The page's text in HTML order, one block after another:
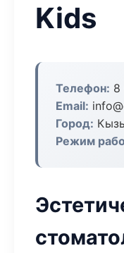
Kids
Телефон: 8
Email:
Город:
Режим